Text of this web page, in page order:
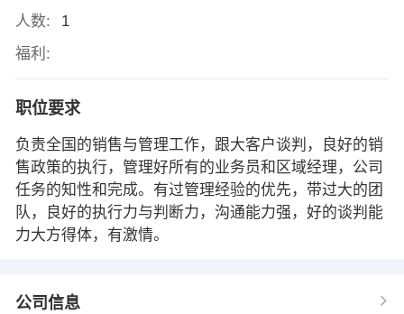
人数:
1
福利:
职位要求
负责全国的销售与管理工作，跟大客户谈判，良好的销
售政策的执行，管理好所有的业务员和区域经理，公司
任务的知性和完成。有过管理经验的优先，带过大的团
队，良好的执行力与判断力，沟通能力强，好的谈判能
力大方得体，有激情。
公司信息